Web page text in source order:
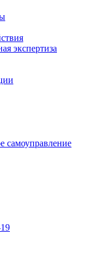
экспертиза
самоуправление